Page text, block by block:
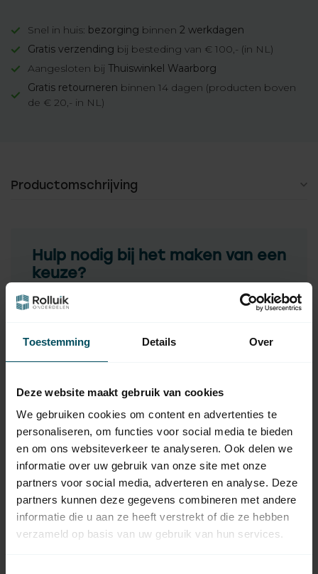
Toestemming Details Over
Deze website maakt gebruik van cookies
We gebruiken cookies om content en advertenties te
personaliseren, om functies voor social media te bieden
en om ons websiteverkeer te analyseren. Ook delen we
informatie over uw gebruik van onze site met onze
partners voor social media, adverteren en analyse. Deze
partners kunnen deze gegevens combineren met andere
informatie die u aan ze heeft verstrekt of die ze hebben
verzameld op basis van uw gebruik van hun services.
Snel in huis: bezorging binnen 2 werkdagen
Gratis verzending bij besteding van € 100,- (in NL)
Aangesloten bij Thuiswinkel Waarborg
Gratis retourneren binnen 14 dagen (producten boven
de € 20,- in NL)
Productomschrijving
Hulp nodig bij het maken van een
keuze?
Neem contact op met een van onze medewerkers
Gerelateerde producten
BREL
Brel THW2501 1-kanaals Tilt
& Lift handzender 37,95
Brel THW2515 15-kanaals
Tilt & Lift handzender
Op voorraad
44,95